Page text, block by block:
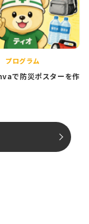
プログラム
で防災ポスターを作